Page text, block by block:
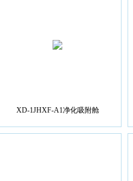
XD-1JHXF-A1净化吸附舱